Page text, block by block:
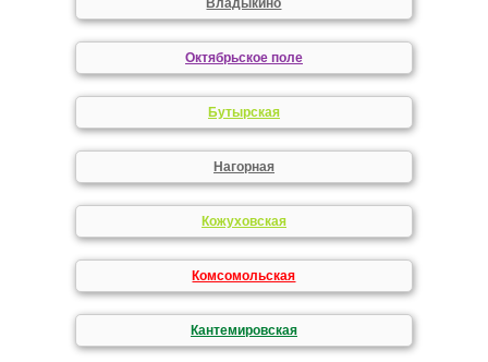
Владыкино
Октябрьское поле
Бутырская
Нагорная
Кожуховская
Комсомольская
Кантемировская